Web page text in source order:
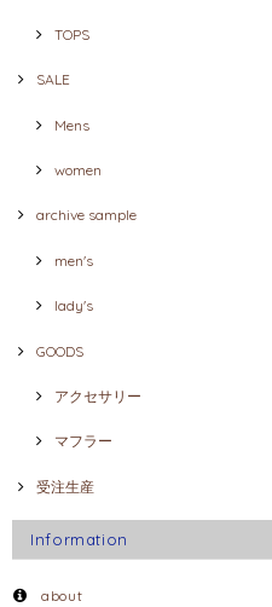
TOPS
SALE
Mens
women
archive sample
men's
lady's
GOODS
アクセサリー
マフラー
受注生産
Information
about